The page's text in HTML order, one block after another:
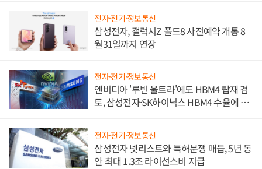
전자·전기·정보통신
삼성전자, 갤럭시Z 폴드8 사전예약 개통 8
월31일까지 연장
전자·전기·정보통신
엔비디아 '루빈 울트라'에도 HBM4 탑재 검
토, 삼성전자·SK하이닉스 HBM4 수율에 주
전자·전기·정보통신
삼성전자 넷리스트와 특허분쟁 매듭, 5년 동
안 최대 1.3조 라이선스비 지급